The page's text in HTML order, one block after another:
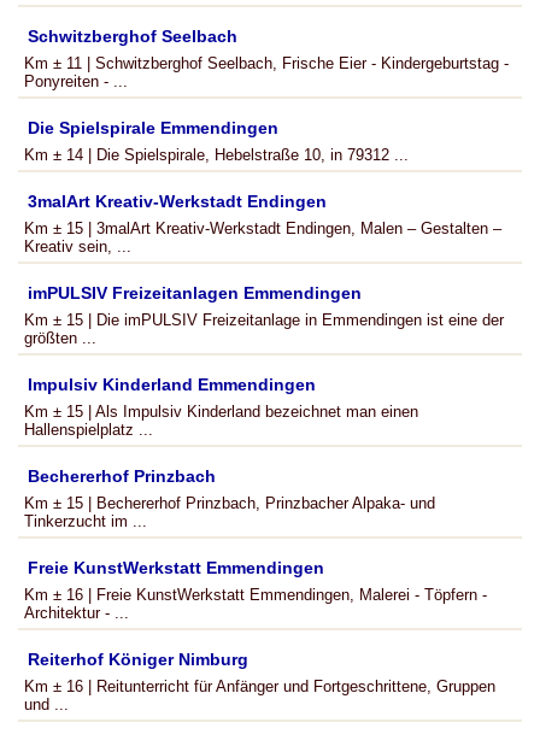
Schwitzberghof Seelbach
Km ± 11 | Schwitzberghof Seelbach, Frische Eier - Kindergeburtstag -
Ponyreiten - ...
Die Spielspirale Emmendingen
Km ± 14 | Die Spielspirale, Hebelstraße 10, in 79312 ...
3malArt Kreativ-Werkstadt Endingen
Km ± 15 | 3malArt Kreativ-Werkstadt Endingen, Malen – Gestalten –
Kreativ sein, ...
imPULSIV Freizeitanlagen Emmendingen
Km ± 15 | Die imPULSIV Freizeitanlage in Emmendingen ist eine der
größten ...
Impulsiv Kinderland Emmendingen
Km ± 15 | Als Impulsiv Kinderland bezeichnet man einen
Hallenspielplatz ...
Bechererhof Prinzbach
Km ± 15 | Bechererhof Prinzbach, Prinzbacher Alpaka- und
Tinkerzucht im ...
Freie KunstWerkstatt Emmendingen
Km ± 16 | Freie KunstWerkstatt Emmendingen, Malerei - Töpfern -
Architektur - ...
Reiterhof Königer Nimburg
Km ± 16 | Reitunterricht für Anfänger und Fortgeschrittene, Gruppen
und ...